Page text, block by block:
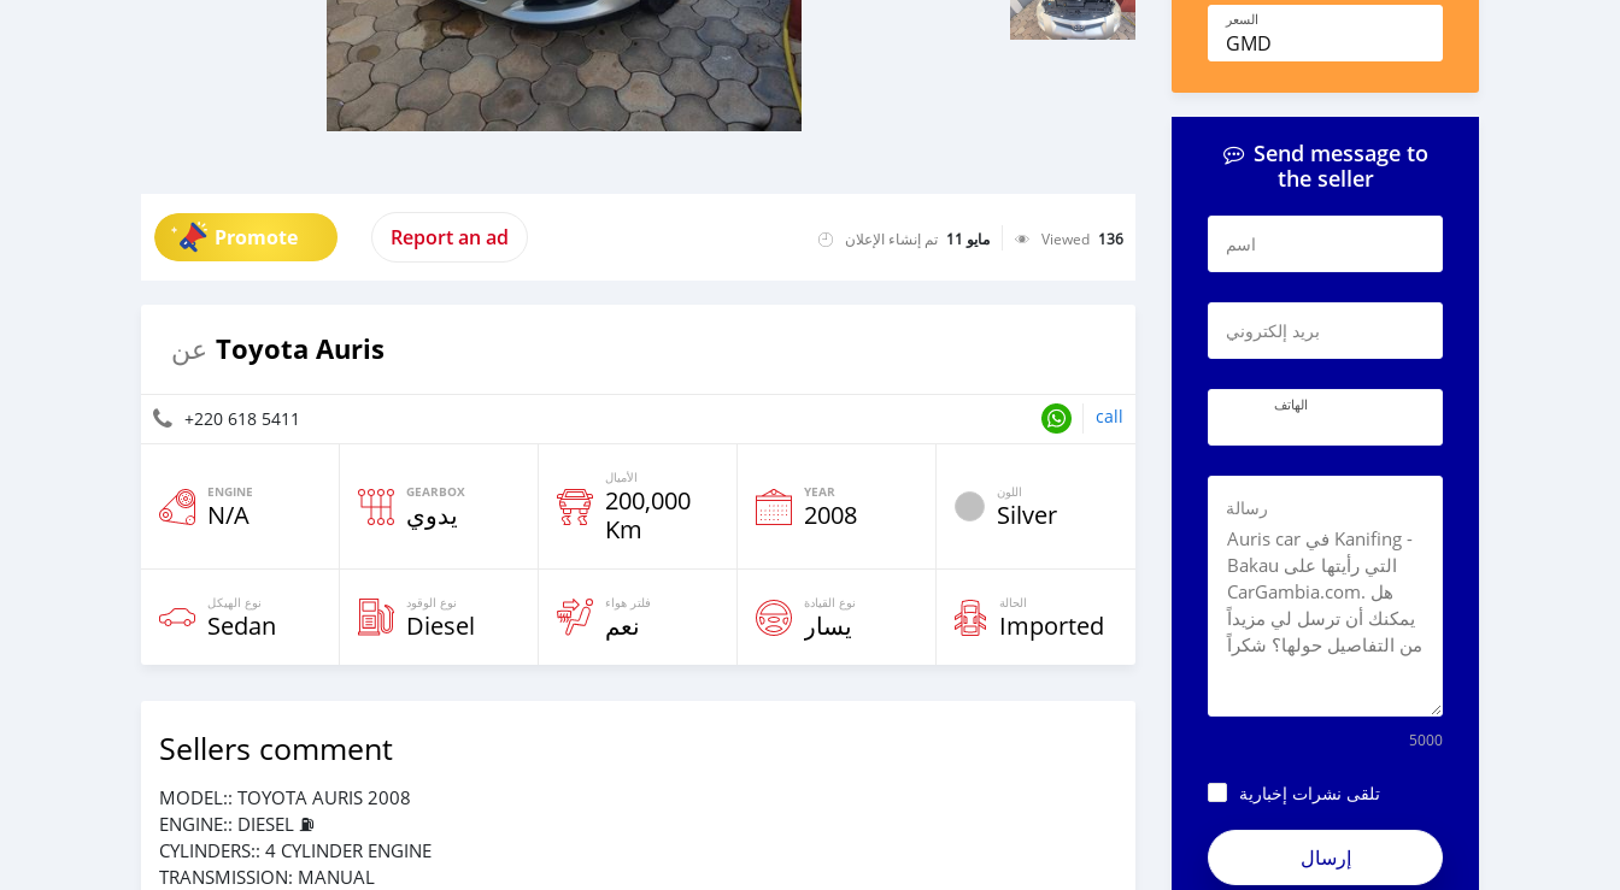
Promote Report an ad تم إنشاء الإعلان مايو 11 Viewed 136
عن Toyota Auris
+220 618 5411 call
ENGINE
N/A
GEARBOX
يدوي
الأميال
200,000
Km
YEAR
2008
اللون
Silver
نوع الهيكل
Sedan
نوع الوقود
Diesel
فلتر هواء
نعم
نوع القيادة
يسار
الحالة
Imported
Sellers comment
MODEL:: TOYOTA AURIS 2008
ENGINE:: DIESEL ⛽️
CYLINDERS:: 4 CYLINDER ENGINE
TRANSMISSION: MANUAL
السعر
GMD
Send message to
the seller
اسم
بريد إلكتروني
الهاتف
رسالة
5000
تلقى نشرات إخبارية